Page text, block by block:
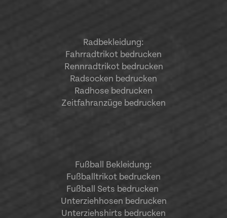
Radbekleidung:
Fahrradtrikot bedrucken
Rennradtrikot bedrucken
Radsocken bedrucken
Radhose bedrucken
Zeitfahranzüge bedrucken
Fußball Bekleidung:
Fußballtrikot bedrucken
Fußball Sets bedrucken
Unterziehhosen bedrucken
Unterziehshirts bedrucken